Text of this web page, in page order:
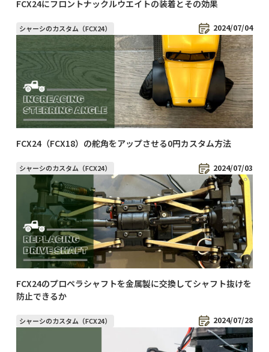
FCX24にフロントナックルウエイトの装着とその効果
シャーシのカスタム（FCX24） 2024/07/04
FCX24（FCX18）の舵角をアップさせる0円カスタム方法
シャーシのカスタム（FCX24） 2024/07/03
FCX24のプロペラシャフトを金属製に交換してシャフト抜けを
防止できるか
シャーシのカスタム（FCX24） 2024/07/28